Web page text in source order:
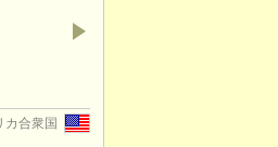
カ合衆国